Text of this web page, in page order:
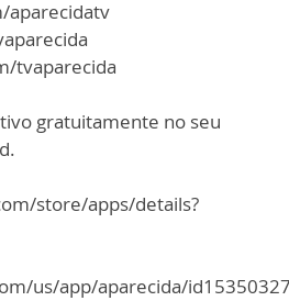
aparecidatv
tvaparecida
gratuitamente no seu
store/apps/details?
us/app/aparecida/